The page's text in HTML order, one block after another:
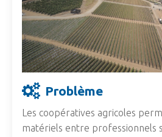
Problème
Les coopératives agricoles
matériels entre professionnels